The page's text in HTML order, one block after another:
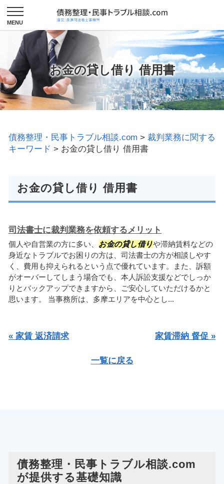
お金の貸し借り 借用書
債務整理・民事トラブル相談.com > 裁判業務に関する
キーワード > お金の貸し借り 借用書
お金の貸し借り 借用書
司法書士に裁判業務を依頼するメリット
個人や自営業の方に多い、 お金の貸し借りや滞納賃料などの
身近なトラブルでお困りの方は、司法書士の方が相談しやす
く、費用も抑えられるという点で優れています。また、訴額
がオーバーしてしまう場合でも、本人訴訟支援などでしっか
りとバックアップできますから、ご安心していただけるかと
思います。 当事務所は、多摩エリアを中心とし...
« 家賃 返済請求 家賃滞納 督促 »
一覧に戻る
債務整理・民事トラブル相談.com
が提供する基礎知識